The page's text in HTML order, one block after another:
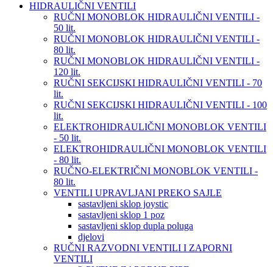
HIDRAULIČNI VENTILI
RUČNI MONOBLOK HIDRAULIČNI VENTILI -
50 lit.
RUČNI MONOBLOK HIDRAULIČNI VENTILI -
80 lit.
RUČNI MONOBLOK HIDRAULIČNI VENTILI -
120 lit.
RUČNI SEKCIJSKI HIDRAULIČNI VENTILI - 70
lit.
RUČNI SEKCIJSKI HIDRAULIČNI VENTILI - 100
lit.
ELEKTROHIDRAULIČNI MONOBLOK VENTILI
- 50 lit.
ELEKTROHIDRAULIČNI MONOBLOK VENTILI
- 80 lit.
RUČNO-ELEKTRIČNI MONOBLOK VENTILI -
80 lit.
VENTILI UPRAVLJANI PREKO SAJLE
sastavljeni sklop joystic
sastavljeni sklop 1 poz
sastavljeni sklop dupla poluga
djelovi
RUČNI RAZVODNI VENTILI I ZAPORNI
VENTILI